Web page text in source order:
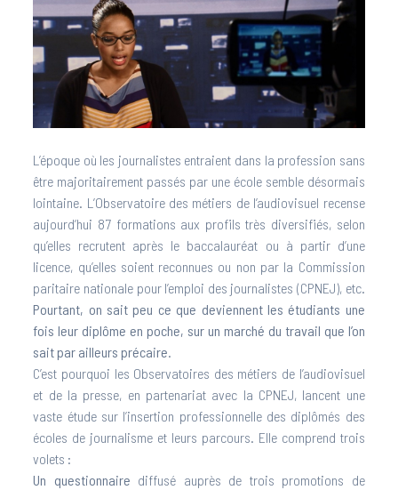
L’époque où les journalistes entraient dans la profession sans
être majoritairement passés par une école semble désormais
lointaine. L’Observatoire des métiers de l’audiovisuel recense
aujourd’hui 87 formations aux profils très diversifiés, selon
qu’elles recrutent après le baccalauréat ou à partir d’une
licence, qu’elles soient reconnues ou non par la Commission
paritaire nationale pour l’emploi des journalistes (CPNEJ), etc.
Pourtant, on sait peu ce que deviennent les étudiants une
fois leur diplôme en poche, sur un marché du travail que l’on
sait par ailleurs précaire.
C’est pourquoi les Observatoires des métiers de l’audiovisuel
et de la presse, en partenariat avec la CPNEJ, lancent une
vaste étude sur l’insertion professionnelle des diplômés des
écoles de journalisme et leurs parcours. Elle comprend trois
volets :
Un questionnaire diffusé auprès de trois promotions de